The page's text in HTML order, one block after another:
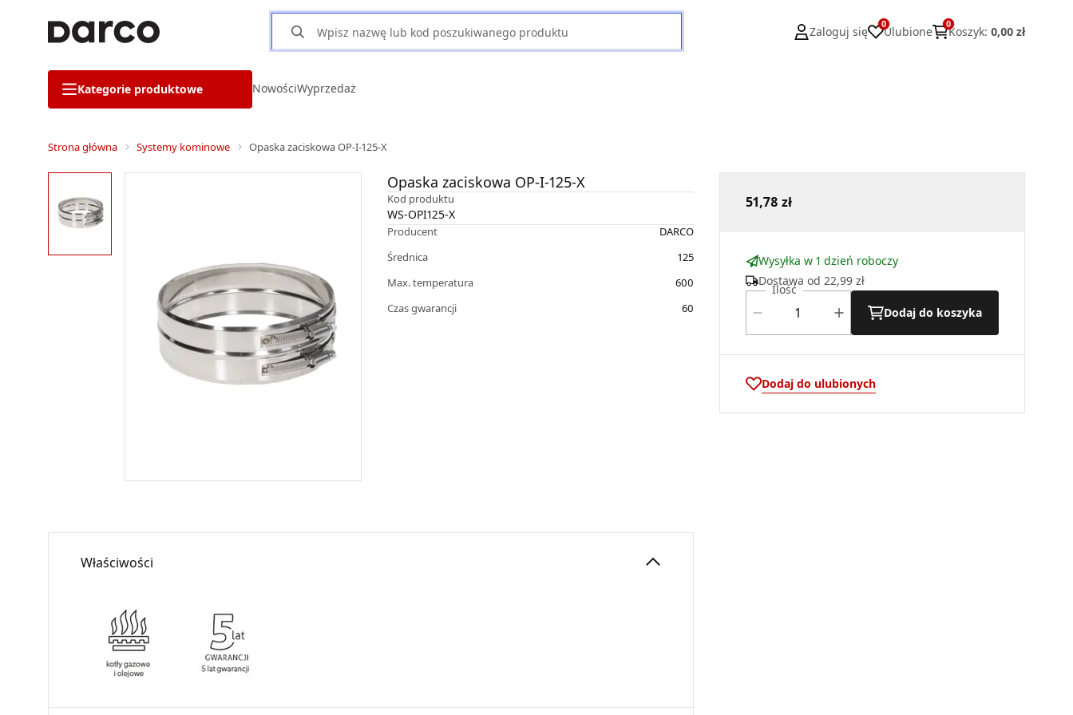
Zaloguj się
0
Ulubione
0
Koszyk: 0,00 zł
Kategorie produktowe NowościWyprzedaż
Strona główna Systemy kominowe Opaska zaciskowa OP-I-125-X
Opaska zaciskowa OP-I-125-X
Kod produktu
WS-OPI125-X
Producent
DARCO
Średnica
125
Max. temperatura
600
Czas gwarancji
60
51,78 zł
Wysyłka w 1 dzień roboczy
Dostawa od 22,99 zł
Ilość
Dodaj do koszyka
Dodaj do ulubionych
Właściwości